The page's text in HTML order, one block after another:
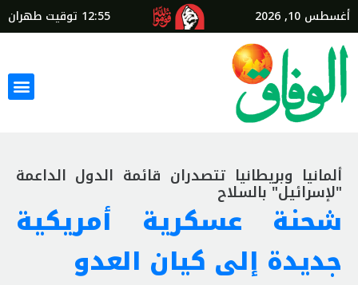
أغسطس 10, 2026 12:55 توقيت طهران
ألمانيا وبريطانيا تتصدران قائمة الدول الداعمة
"لإسرائيل" بالسلاح
شحنة عسكرية أمريكية
جديدة إلى كيان العدو